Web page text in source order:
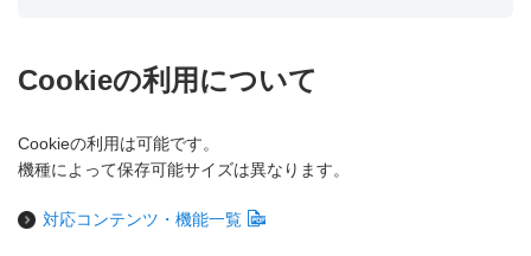
Cookieの利用について
Cookieの利用は可能です。
機種によって保存可能サイズは異なります。
対応コンテンツ・機能一覧